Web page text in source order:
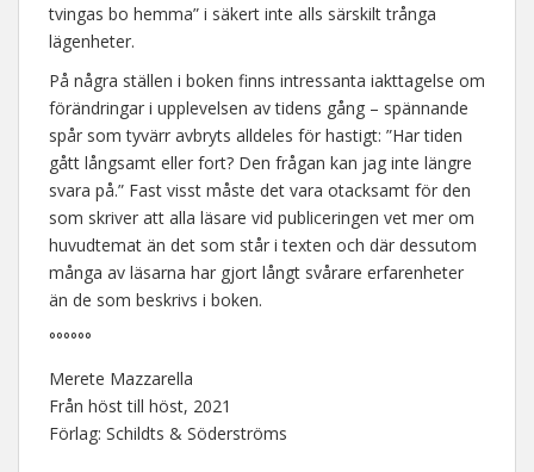
tvingas bo hemma” i säkert inte alls särskilt trånga
lägenheter.
På några ställen i boken finns intressanta iakttagelse om
förändringar i upplevelsen av tidens gång – spännande
spår som tyvärr avbryts alldeles för hastigt: ”Har tiden
gått långsamt eller fort? Den frågan kan jag inte längre
svara på.” Fast visst måste det vara otacksamt för den
som skriver att alla läsare vid publiceringen vet mer om
huvudtemat än det som står i texten och där dessutom
många av läsarna har gjort långt svårare erfarenheter
än de som beskrivs i boken.
°°°°°°
Merete Mazzarella
Från höst till höst, 2021
Förlag: Schildts & Söderströms